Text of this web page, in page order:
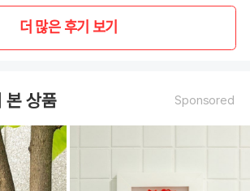
더 많은 후기 보기
본 상품 Sponsored